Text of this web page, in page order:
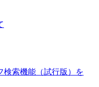
検索機能（試行版）を